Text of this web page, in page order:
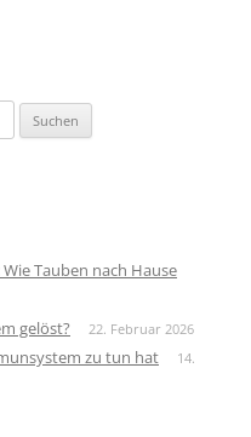
Tauben nach Hause
gelöst? 22. Februar 2026
zu tun hat
14.